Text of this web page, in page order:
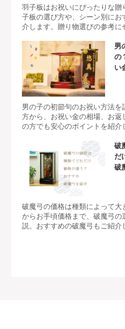
羽子板はお祝いにぴったりな贈
子板の選び方や、シーン別にお
介します。贈り物選びの参考に
男
の
い
男の子の初節句のお祝い方法
方から、お祝い金の相場、お返
の方でも安心のポイントを紹介
破
だ
破
破魔弓の価格は種類によって大
からお手頃価格まで、破魔弓の
説。おすすめの破魔弓もご紹介